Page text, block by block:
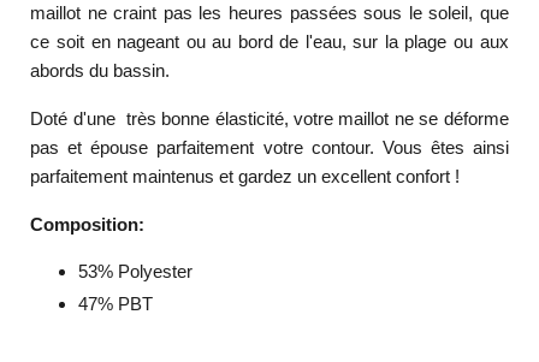
maillot ne craint pas les heures passées sous le soleil, que
ce soit en nageant ou au bord de l'eau, sur la plage ou aux
abords du bassin.
Doté d'une très bonne élasticité, votre maillot ne se déforme
pas et épouse parfaitement votre contour. Vous êtes ainsi
parfaitement maintenus et gardez un excellent confort !
Composition:
53% Polyester
47% PBT